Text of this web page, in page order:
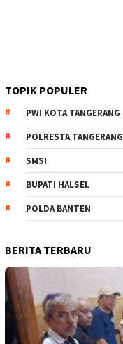
TOPIK POPULER
PWI KOTA TANGERANG
POLRESTA TANGERANG
SMSI
BUPATI HALSEL
POLDA BANTEN
BERITA TERBARU